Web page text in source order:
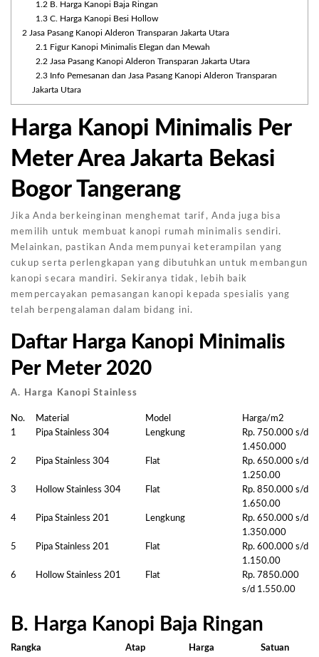
1.2 B. Harga Kanopi Baja Ringan
1.3C. Harga Kanopi Besi Hollow
2 Jasa Pasang Kanopi Alderon Transparan Jakarta Utara
2.1
Figur Kanopi Minimalis Elegan dan Mewah
2.2 Jasa Pasang Kanopi Alderon Transparan Jakarta Utara
2.3Info Pemesanan dan Jasa Pasang Kanopi Alderon Transparan
Jakarta Utara
Harga Kanopi Minimalis Per
Meter Area Jakarta Bekasi
Bogor Tangerang
Jika Anda berkeinginan menghemat tarif, Anda juga bisa
memilih untuk membuat kanopi rumah minimalis sendiri.
Melainkan, pastikan Anda mempunyai keterampilan yang
cukup serta perlengkapan yang dibutuhkan untuk membangun
kanopi secara mandiri. Sekiranya tidak, lebih baik
mempercayakan pemasangan kanopi kepada spesialis yang
telah berpengalaman dalam bidang ini.
Daftar Harga Kanopi Minimalis
Per Meter 2020
A. Harga Kanopi Stainless
No. Material Model
Harga/m2
1
Pipa Stainless 304 Lengkung
Rp. 750.000 s/d
1.450.000
2
Pipa Stainless 304 Flat
Rp. 650.000 s/d
1.250.00
3
Hollow Stainless 304 Flat
Rp. 850.000 s/d
1.650.00
4
Pipa Stainless 201 Lengkung
Rp. 650.000 s/d
1.350.000
5
Pipa Stainless 201 Flat
Rp. 600.000 s/d
1.150.00
6
Hollow Stainless 201 Flat
Rp. 7850.000
s/d 1.550.00
B. Harga Kanopi Baja Ringan
Rangka Atap Harga
Satuan